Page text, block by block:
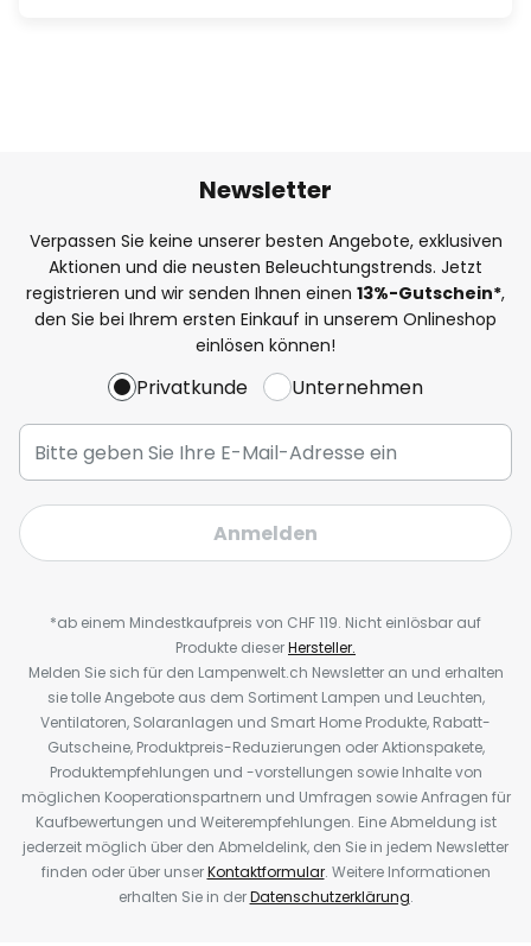
Newsletter
Verpassen Sie keine unserer besten Angebote, exklusiven
Aktionen und die neusten Beleuchtungstrends. Jetzt
registrieren und wir senden Ihnen einen 13%-Gutschein*,
den Sie bei Ihrem ersten Einkauf in unserem Onlineshop
einlösen können!
Privatkunde Unternehmen
Anmelden
*ab einem Mindestkaufpreis von CHF 119. Nicht einlösbar auf
Produkte dieserHersteller.
Melden Sie sich für den Lampenwelt.ch Newsletter an und erhalten
sie tolle Angebote aus dem Sortiment Lampen und Leuchten,
Ventilatoren, Solaranlagen und Smart Home Produkte, Rabatt-
Gutscheine, Produktpreis-Reduzierungen oder Aktionspakete,
Produktempfehlungen und -vorstellungen sowie Inhalte von
möglichen Kooperationspartnern und Umfragen sowie Anfragen für
Kaufbewertungen und Weiterempfehlungen. Eine Abmeldung ist
jederzeit möglich über den Abmeldelink, den Sie in jedem Newsletter
finden oder über unserKontaktformular. Weitere Informationen
erhalten Sie in derDatenschutzerklärung.